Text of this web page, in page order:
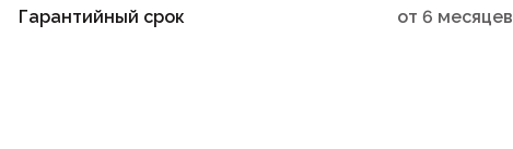
Гарантийный срок от 6 месяцев